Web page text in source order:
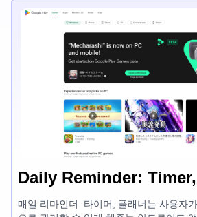
Daily Reminder:
매일 리마인더: 타이머, 플래너는 사용자